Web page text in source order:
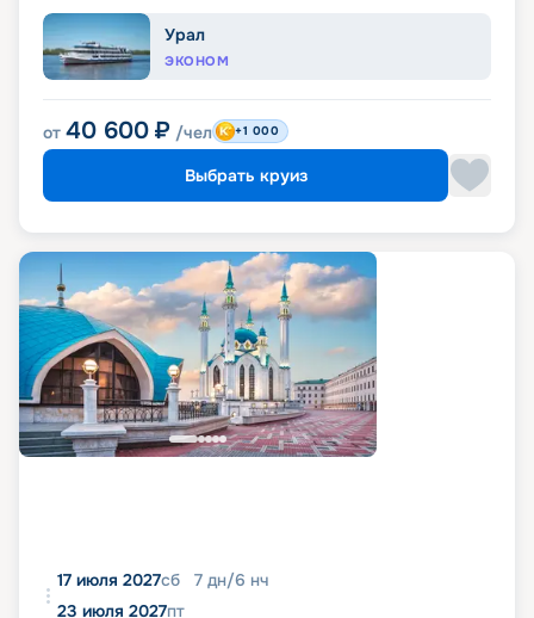
Урал
ЭКОНОМ
от 40 600 ₽ /чел +1 000
Выбрать круиз
17 июля 2027сб 7 дн/6 нч
23 июля 2027пт